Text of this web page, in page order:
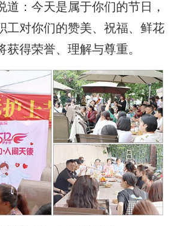
道：今天是属于你们的节日，
工对你们的赞美、祝福、鲜花
获得荣誉、理解与尊重。